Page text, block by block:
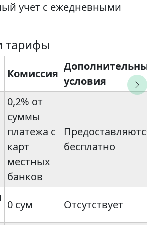
учет с ежедневными
тарифы
Комиссия
условия
0,2% от
суммы
платежа с
карт
местных
банков
Предоставляются
бесплатно
0 сум Отсутствует